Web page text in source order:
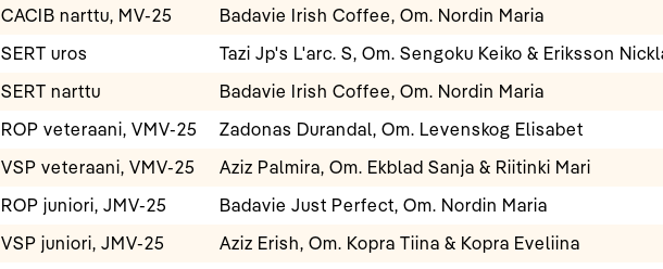
CACIB narttu, MV-25
Badavie Irish Coffee, Om. Nordin Maria
SERT uros
Tazi Jp's L'arc. S, Om. Sengoku Keiko & Eriksson
SERT narttu
Badavie Irish Coffee, Om. Nordin Maria
ROP veteraani, VMV-25
Zadonas Durandal, Om. Levenskog Elisabet
VSP veteraani, VMV-25
Aziz Palmira, Om. Ekblad Sanja & Riitinki Mari
ROP juniori, JMV-25
Badavie Just Perfect, Om. Nordin Maria
VSP juniori, JMV-25
Aziz Erish, Om. Kopra Tiina & Kopra Eveliina